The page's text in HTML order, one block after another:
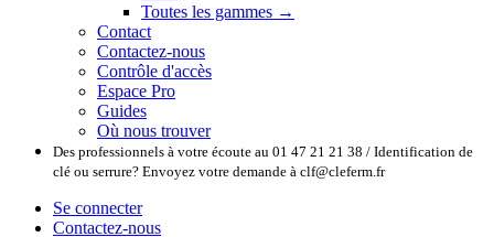
Toutes les gammes →
Contact
Contactez-nous
Contrôle d'accès
Espace Pro
Guides
Où nous trouver
Des professionnels à votre écoute au 01 47 21 21 38 / Identification de
clé ou serrure? Envoyez votre demande à clf@cleferm.fr
Se connecter
Contactez-nous